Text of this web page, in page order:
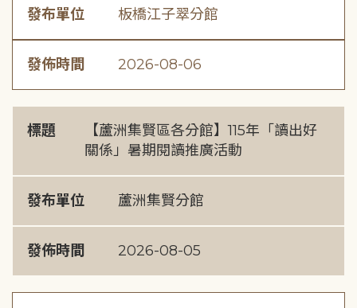
發布單位 板橋江子翠分館
發佈時間 2026-08-06
標題
【蘆洲集賢區各分館】115年「讀出好
關係」暑期閱讀推廣活動
發布單位 蘆洲集賢分館
發佈時間 2026-08-05